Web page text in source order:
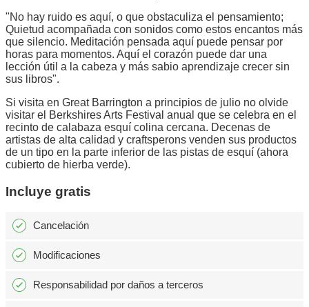
"No hay ruido es aquí, o que obstaculiza el pensamiento;
Quietud acompañada con sonidos como estos encantos más
que silencio. Meditación pensada aquí puede pensar por
horas para momentos. Aquí el corazón puede dar una
lección útil a la cabeza y más sabio aprendizaje crecer sin
sus libros".
Si visita en Great Barrington a principios de julio no olvide
visitar el Berkshires Arts Festival anual que se celebra en el
recinto de calabaza esquí colina cercana. Decenas de
artistas de alta calidad y craftsperons venden sus productos
de un tipo en la parte inferior de las pistas de esquí (ahora
cubierto de hierba verde).
Incluye gratis
Cancelación
Modificaciones
Responsabilidad por daños a terceros